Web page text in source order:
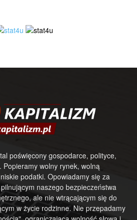
poświęcony gospodarce, polityce,
Popieramy wolny rynek, wolną
podatki. Opowiadamy się za
naszego bezpieczeństwa
ale nie wtrącającym się do
w życie rodzinne. Nie przepadamy